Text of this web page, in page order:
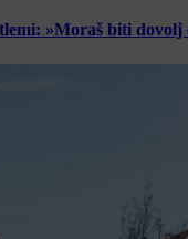
»Moraš biti dovolj